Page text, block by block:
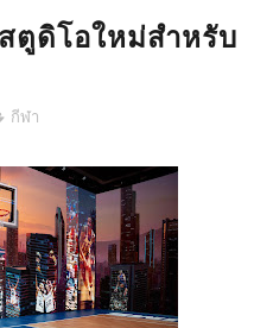
สตูดิโอใหม่สำหรับ
กีฬา